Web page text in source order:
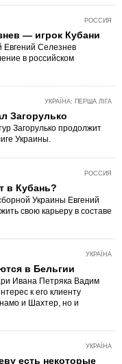
РОССИЯ
— игрок Кубани
Селезнев
в российском
УКРАЇНА: ПЕРША ЛІГА
Загорулько
Загорулько продолжит
Украины.
РОССИЯ
в Кубань?
Украины Евгений
свою карьеру в составе
УКРАЇНА
в Бельгии
Ивана Петряка Вадим
к его клиенту
и Шахтер, но и
УКРАЇНА
есть некоторые